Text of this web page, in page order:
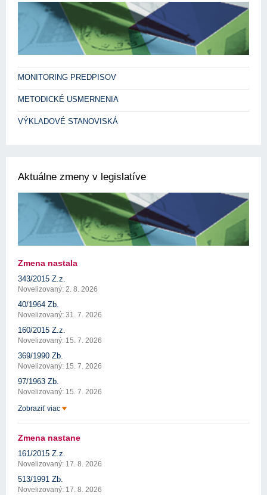
MONITORING PREDPISOV
METODICKÉ USMERNENIA
VÝKLADOVÉ STANOVISKÁ
Aktuálne zmeny v legislatíve
Zmena nastala
343/2015 Z.z.
Novelizovaný: 2. 8. 2026
40/1964 Zb.
Novelizovaný: 31. 7. 2026
160/2015 Z.z.
Novelizovaný: 15. 7. 2026
369/1990 Zb.
Novelizovaný: 15. 7. 2026
97/1963 Zb.
Novelizovaný: 15. 7. 2026
Zobraziť viac
Zmena nastane
161/2015 Z.z.
Novelizovaný: 17. 8. 2026
513/1991 Zb.
Novelizovaný: 17. 8. 2026